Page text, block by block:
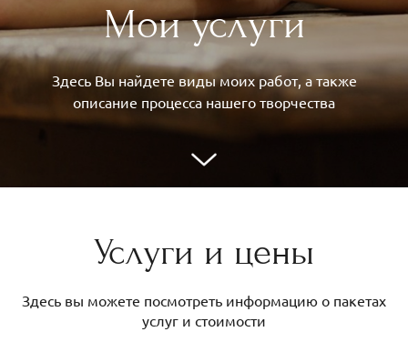
Мои услуги
Здесь Вы найдете виды моих работ, а также
описание процесса нашего творчества
Услуги и цены
Здесь вы можете посмотреть информацию о пакетах
услуг и стоимости